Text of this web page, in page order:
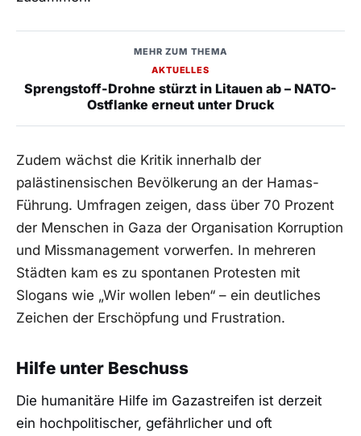
MEHR ZUM THEMA
AKTUELLES
Sprengstoff-Drohne stürzt in Litauen ab – NATO-
Ostflanke erneut unter Druck
Zudem wächst die Kritik innerhalb der
palästinensischen Bevölkerung an der Hamas-
Führung. Umfragen zeigen, dass über 70 Prozent
der Menschen in Gaza der Organisation Korruption
und Missmanagement vorwerfen. In mehreren
Städten kam es zu spontanen Protesten mit
Slogans wie „Wir wollen leben“ – ein deutliches
Zeichen der Erschöpfung und Frustration.
Hilfe unter Beschuss
Die humanitäre Hilfe im Gazastreifen ist derzeit
ein hochpolitischer, gefährlicher und oft